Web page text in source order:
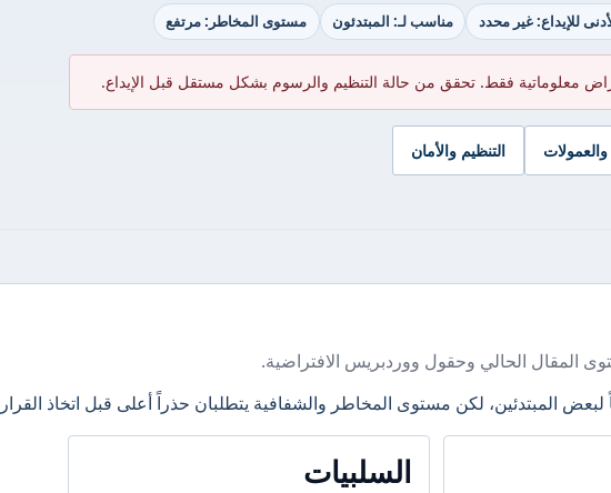
للإيداع: غير محدد مناسب لـ: المبتدئون مستوى المخاطر: مرتفع
معلوماتية فقط. تحقق من حالة التنظيم والرسوم بشكل مستقل قبل الإيداع.
التنظيم والأمان
المقال الحالي وحقول ووردبريس الافتراضية.
المبتدئين، لكن مستوى المخاطر والشفافية يتطلبان حذراً أعلى قبل اتخاذ
السلبيات